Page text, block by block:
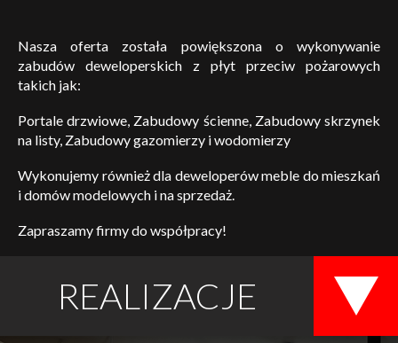
Nasza oferta została powiększona o wykonywanie
zabudów deweloperskich z płyt przeciw pożarowych
takich jak:
Portale drzwiowe, Zabudowy ścienne, Zabudowy skrzynek
na listy, Zabudowy gazomierzy i wodomierzy
Wykonujemy również dla deweloperów meble do mieszkań
i domów modelowych i na sprzedaż.
Zapraszamy firmy do współpracy!
REALIZACJE